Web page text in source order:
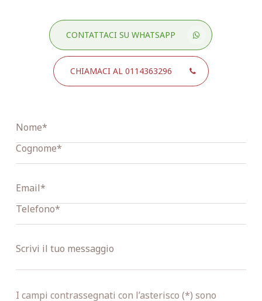
CONTATTACI SU WHATSAPP
CHIAMACI AL 0114363296
I campi contrassegnati con l’asterisco (*) sono